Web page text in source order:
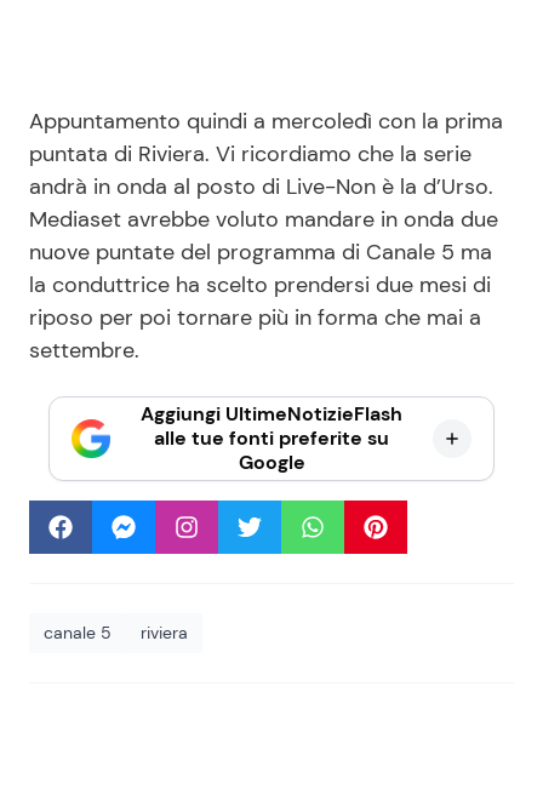
Appuntamento quindi a mercoledì con la prima
puntata di Riviera. Vi ricordiamo che la serie
andrà in onda al posto di Live-Non è la d’Urso.
Mediaset avrebbe voluto mandare in onda due
nuove puntate del programma di Canale 5 ma
la conduttrice ha scelto prendersi due mesi di
riposo per poi tornare più in forma che mai a
settembre.
Aggiungi UltimeNotizieFlash
alle tue fonti preferite su
Google
canale 5 riviera